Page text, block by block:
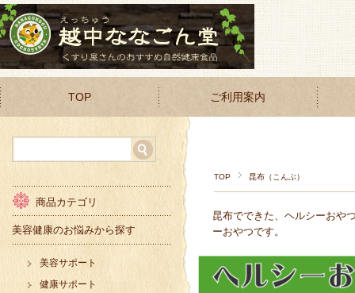
TOP ご利用案内
TOP 昆布（こんぶ）
昆布でできた、ヘルシーおや
ーおやつです。
商品カテゴリ
美容健康のお悩みから探す
美容サポート
健康サポート